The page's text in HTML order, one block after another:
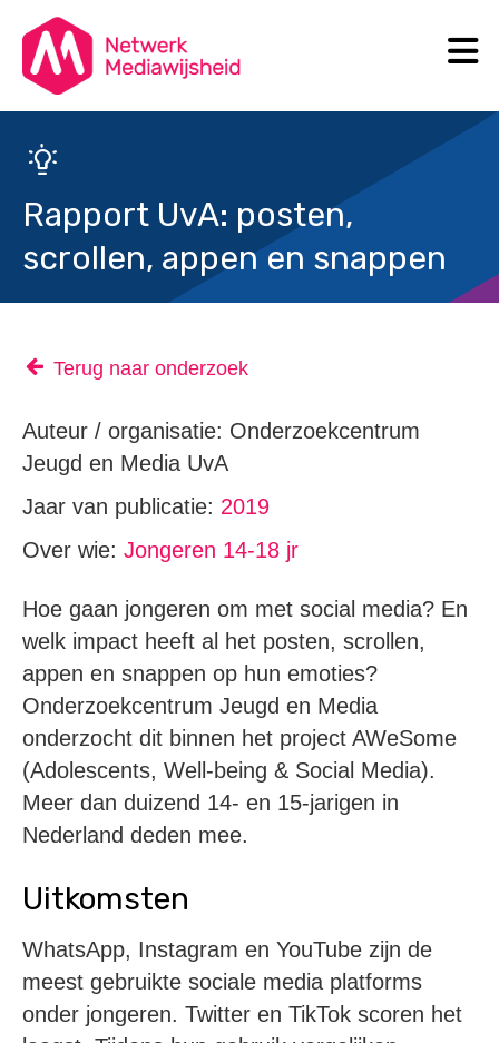
Rapport UvA: posten,
scrollen, appen en snappen
Terug naar onderzoek
Auteur / organisatie: Onderzoekcentrum
Jeugd en Media UvA
Jaar van publicatie: 2019
Over wie: Jongeren 14-18 jr
Hoe gaan jongeren om met social media? En
welk impact heeft al het posten, scrollen,
appen en snappen op hun emoties?
Onderzoekcentrum Jeugd en Media
onderzocht dit binnen het project AWeSome
(Adolescents, Well-being & Social Media).
Meer dan duizend 14- en 15-jarigen in
Nederland deden mee.
Uitkomsten
WhatsApp, Instagram en YouTube zijn de
meest gebruikte sociale media platforms
onder jongeren. Twitter en TikTok scoren het